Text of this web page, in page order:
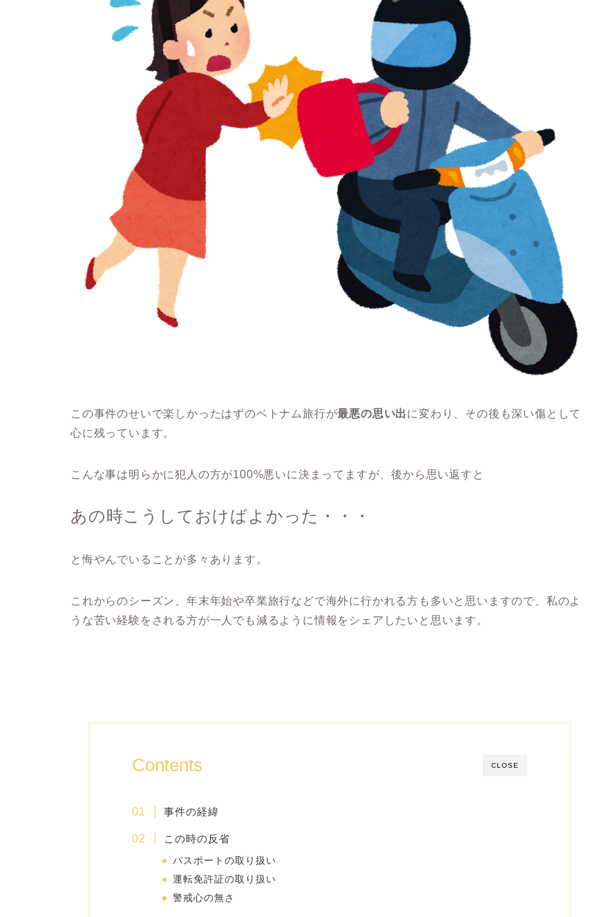
この事件のせいで楽しかったはずのベトナム旅行が最悪の思い出 に変わり、その後も深い傷として
心に残っています。
こんな事は明らかに犯人の方が100%悪いに決まってますが、後から思い返すと
あの時こうしておけばよかった・・・
と悔やんでいることが多々あります。
これからのシーズン、年末年始や卒業旅行などで海外に行かれる方も多いと思いますので、私のよ
うな苦い経験をされる方が一人でも減るように情報をシェアしたいと思います。
CLOSE
Contents
事件の経緯
この時の反省
パスポートの取り扱い
運転免許証の取り扱い
警戒心の無さ